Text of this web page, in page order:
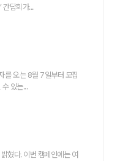
간담회가...
를 오는 8월 7일부터 모집
수 있는...
혔다. 이번 캠페인에는 여